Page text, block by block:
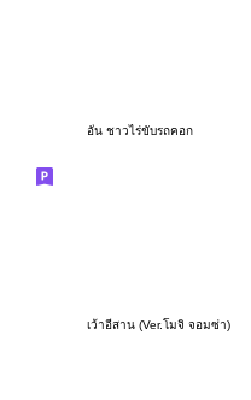
อั๋น ชาวไร่ขับรถคอก
เว้าอีสาน (Ver.โมจิ จอมซ่า)